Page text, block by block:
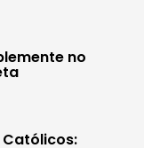
no
Católicos: